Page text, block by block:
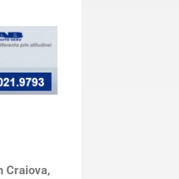
Craiova,